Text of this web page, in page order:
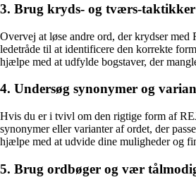
3. Brug kryds- og tværs-taktikker
Overvej at løse andre ord, der krydser med
ledetråde til at identificere den korrekte
hjælpe med at udfylde bogstaver, der
4. Undersøg synonymer og
Hvis du er i tvivl om den rigtige form af
synonymer eller varianter af ordet, der
hjælpe med at udvide dine muligheder og
5. Brug ordbøger og vær